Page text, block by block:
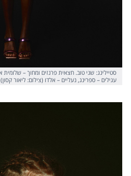
עגילים – ספרינג, נעליים – אלדו (צילום: ליאור קסון)